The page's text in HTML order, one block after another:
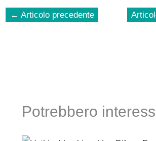
← Articolo precedente
Potrebbero